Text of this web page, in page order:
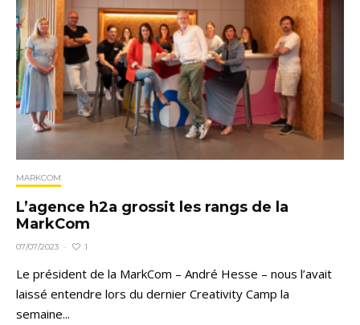
MARKCOM
L’agence h2a grossit les rangs de la
MarkCom
07/07/2023 · 1
Le président de la MarkCom – André Hesse – nous l’avait
laissé entendre lors du dernier Creativity Camp la
semaine...